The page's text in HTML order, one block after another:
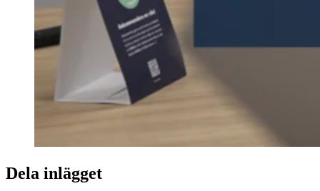
Dela inlägget